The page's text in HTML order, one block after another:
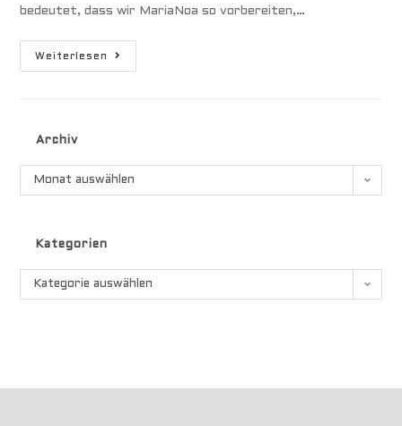
bedeutet, dass wir MariaNoa so vorbereiten,…
Weiterlesen
Einmotten
Archiv
Archiv
Monat auswählen
Kategorien
Kategorien
Kategorie auswählen